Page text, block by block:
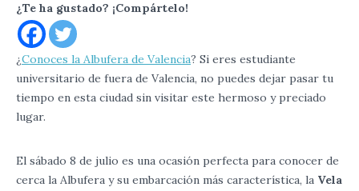
¿Te ha gustado? ¡Compártelo!
¿Conoces la Albufera de Valencia? Si eres estudiante
universitario de fuera de Valencia, no puedes dejar pasar tu
tiempo en esta ciudad sin visitar este hermoso y preciado
lugar.
El sábado 8 de julio es una ocasión perfecta para conocer de
cerca la Albufera y su embarcación más característica, la Vela